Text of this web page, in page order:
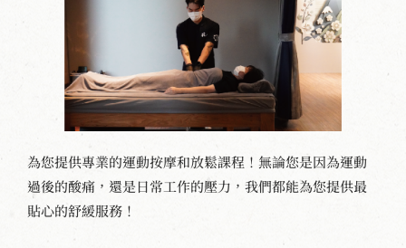
為您提供專業的運動按摩和放鬆課程！無論您是因為運動
過後的酸痛，還是日常工作的壓力，我們都能為您提供最
貼心的舒緩服務！